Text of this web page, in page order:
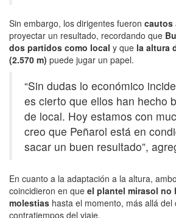
Sin embargo, los dirigentes fueron cautos
proyectar un resultado, recordando que
dos partidos como local y que la altura
(2.570 m) puede jugar un papel.
“Sin dudas lo económico
es cierto que ellos han hecho
de local. Hoy estamos con
creo que Peñarol está en
sacar un buen resultado”,
En cuanto a la adaptación a la altura,
coincidieron en que el plantel mirasol no
molestias hasta el momento, más allá
contratiempos del viaje.